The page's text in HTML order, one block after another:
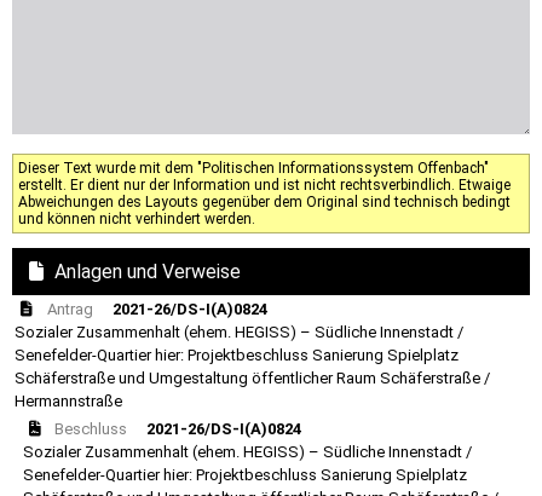
Dieser Text wurde mit dem "Politischen Informationssystem Offenbach"
erstellt. Er dient nur der Information und ist nicht rechtsverbindlich. Etwaige
Abweichungen des Layouts gegenüber dem Original sind technisch bedingt
und können nicht verhindert werden.
Anlagen und Verweise
Antrag
2021-26/DS-I(A)0824
Sozialer Zusammenhalt (ehem. HEGISS) – Südliche Innenstadt /
Senefelder-Quartier hier: Projektbeschluss Sanierung Spielplatz
Schäferstraße und Umgestaltung öffentlicher Raum Schäferstraße /
Hermannstraße
Beschluss
2021-26/DS-I(A)0824
Sozialer Zusammenhalt (ehem. HEGISS) – Südliche Innenstadt /
Senefelder-Quartier hier: Projektbeschluss Sanierung Spielplatz